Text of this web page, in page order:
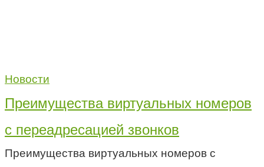
Новости
Преимущества виртуальных номеров
с переадресацией звонков
Преимущества виртуальных номеров с